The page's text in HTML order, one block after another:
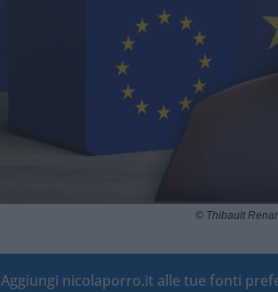
© Thibault
Aggiungi nicolaporro.it alle tue fonti